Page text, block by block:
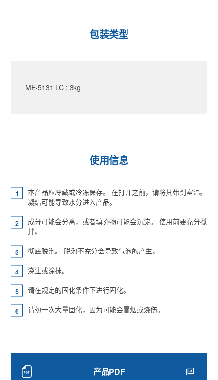
包装类型
ME-5131 LC : 3kg
使用信息
本产品应冷藏或冷冻保存。 在打开之前，请将其带到室温。
凝结可能导致水分进入产品。
成分可能会分离，或者填充物可能会沉淀。 使用前要充分搅
拌。
彻底脱泡。 脱泡不充分会导致气泡的产生。
浇注或涂抹。
请在规定的固化条件下进行固化。
请勿一次大量固化，因为可能会冒烟或烧伤。
产品PDF